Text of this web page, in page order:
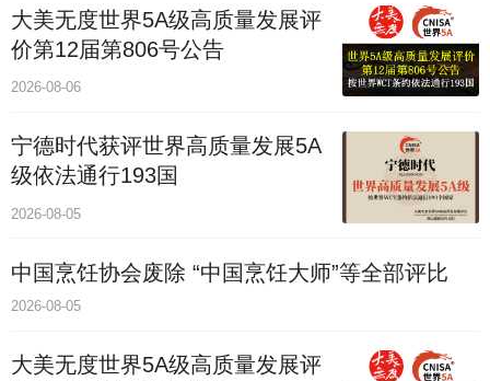
大美无度世界5A级高质量发展评
价第12届第806号公告
2026-08-06
宁德时代获评世界高质量发展5A
级依法通行193国
2026-08-05
中国烹饪协会废除 “中国烹饪大师”等全部评比
2026-08-05
大美无度世界5A级高质量发展评